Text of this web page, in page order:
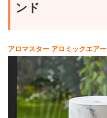
ンド
アロマスター アロミックエアー